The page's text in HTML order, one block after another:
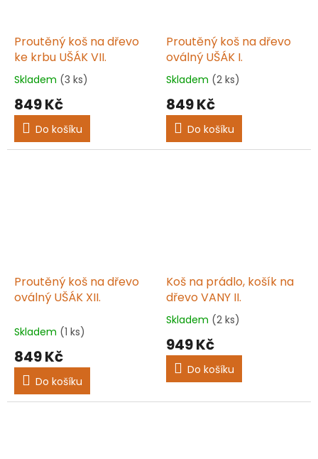
Proutěný koš na dřevo
ke krbu UŠÁK VII.
Průměrné
hodnocení
produktu
5,0
z
Skladem (3 ks)
849 Kč
Do košíku
Proutěný koš na dřevo
oválný UŠÁK I.
Průměrné
hodnocení
produktu
5,0
z
Skladem (2 ks)
849 Kč
Do košíku
Proutěný koš na dřevo
oválný UŠÁK XII.
Skladem (1 ks)
849 Kč
Do košíku
Koš na prádlo, košík na
dřevo VANY II.
Průměrné
hodnocení
produktu
5,0
5
Skladem (2 ks)
949 Kč
Do košíku